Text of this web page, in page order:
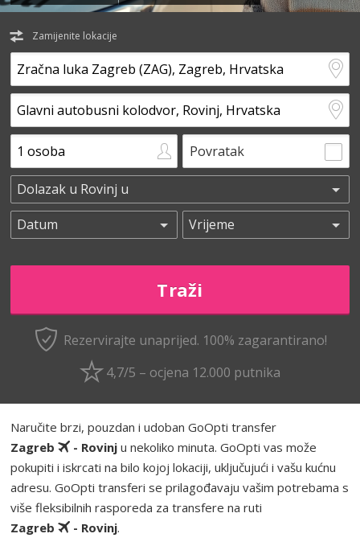
Zamijenite lokacije
Povratak
Rezervirajte unaprijed. 100% zagarantirano!
4,7/5 – ocjena 12.000 putnika
Naručite brzi, pouzdan i udoban GoOpti transfer
Zagreb
- Rovinj u nekoliko minuta. GoOpti vas može
pokupiti i iskrcati na bilo kojoj lokaciji, uključujući i vašu kućnu
adresu. GoOpti transferi se prilagođavaju vašim potrebama s
više fleksibilnih rasporeda za transfere na ruti
Zagreb
- Rovinj.